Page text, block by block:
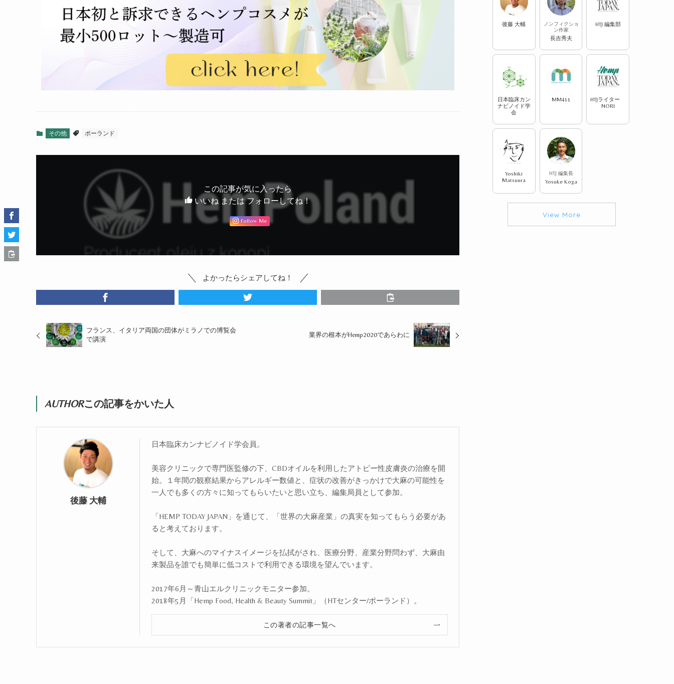
その他 ポーランド
この記事が気に入ったら
いいね または フォローしてね！
Follow Me
よかったらシェアしてね！
フランス、イタリア両国の団体がミラノでの博覧会
で講演
業界の根本がHemp2020であらわに
AUTHORこの記事をかいた人
後藤 大輔
日本臨床カンナビノイド学会員。
美容クリニックで専門医監修の下、CBDオイルを利用したアトピー性皮膚炎の治療を開
始。１年間の観察結果からアレルギー数値と、症状の改善がきっかけで大麻の可能性を
一人でも多くの方々に知ってもらいたいと思い立ち、編集局員として参加。
「HEMP TODAY JAPAN」を通じて、「世界の大麻産業」の真実を知ってもらう必要があ
ると考えております。
そして、大麻へのマイナスイメージを払拭がされ、医療分野、産業分野問わず、大麻由
来製品を誰でも簡単に低コストで利用できる環境を望んでいます。
2017年6月～青山エルクリニックモニター参加。
2018年5月「Hemp Food, Health & Beauty Summit」（HTセンター/ポーランド）。
この著者の記事一覧へ
後藤 大輔
ノンフィクショ
ン作家
長吉秀夫
HTJ 編集部
日本臨床カン
ナビノイド学
会
MM411
HTJライター
NORI
Yoshiki
Matsuura
HTJ 編集長
Yosuke Koga
View More